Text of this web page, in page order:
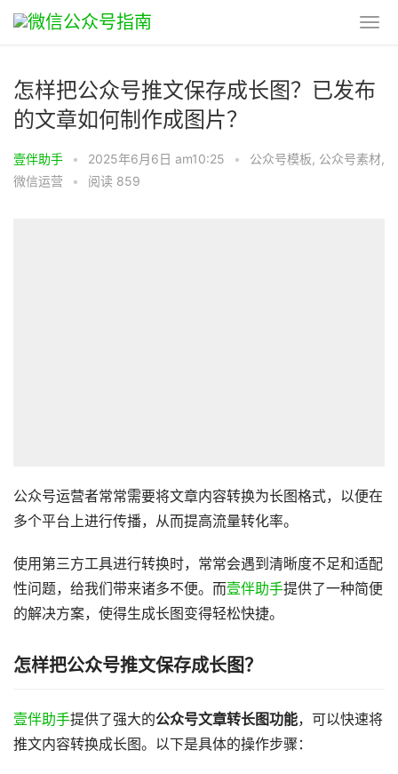
怎样把公众号推文保存成长图？已发布
的文章如何制作成图片？
壹伴助手 • 2025年6月6日 am10:25 • 公众号模板, 公众号素材,
微信运营
• 阅读 859
公众号运营者常常需要将文章内容转换为长图格式，以便在
多个平台上进行传播，从而提高流量转化率。
使用第三方工具进行转换时，常常会遇到清晰度不足和适配
性问题，给我们带来诸多不便。而壹伴助手提供了一种简便
的解决方案，使得生成长图变得轻松快捷。
怎样把公众号推文保存成长图？
壹伴助手提供了强大的公众号文章转长图功能，可以快速将
推文内容转换成长图。以下是具体的操作步骤：